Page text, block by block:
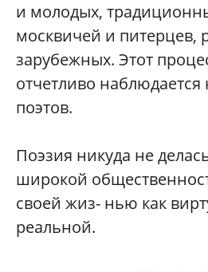
и молодых,
москвичей и питерцев,
зарубежных. Этот
отчетливо
поэтов.
Поэзия никуда не
широкой
своей жиз- нью как
реальной.